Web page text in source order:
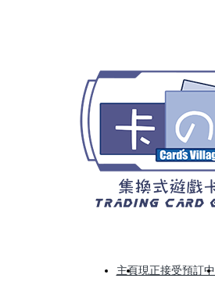
主頁現正接受預訂